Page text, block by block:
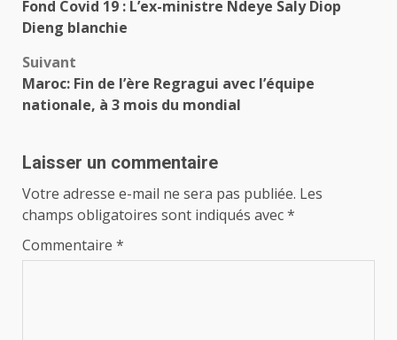
d’article
Fond Covid 19 : L’ex-ministre Ndeye Saly Diop
Dieng blanchie
Suivant
Maroc: Fin de l’ère Regragui avec l’équipe
nationale, à 3 mois du mondial
Laisser un commentaire
Votre adresse e-mail ne sera pas publiée. Les
champs obligatoires sont indiqués avec*
Commentaire *